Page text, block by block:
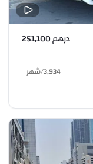
درهم 251,100
3,934
/شهر